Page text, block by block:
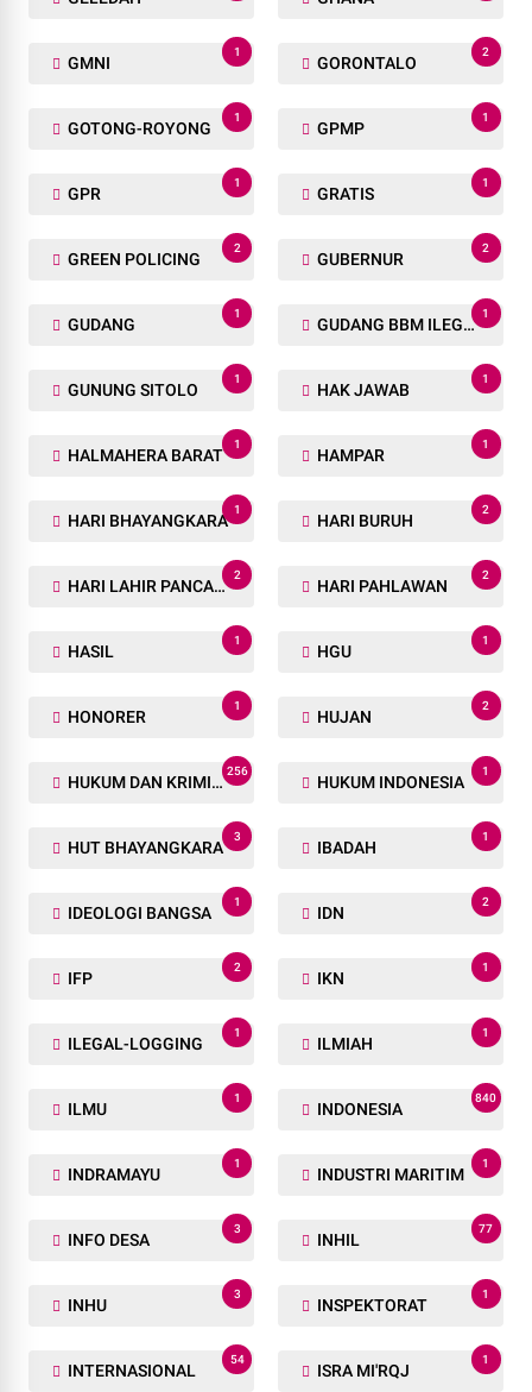
GMNI
1
GORONTALO
2
GOTONG-ROYONG
1
GPMP
1
GPR
1
GRATIS
1
GREEN POLICING
2
GUBERNUR
2
GUDANG
1
GUDANG BBM ILEGAL
1
GUNUNG SITOLO
1
HAK JAWAB
1
HALMAHERA BARAT
1
HAMPAR
1
HARI BHAYANGKARA
1
HARI BURUH
2
HARI LAHIR PANCASILA
2
HARI PAHLAWAN
2
HASIL
1
HGU
1
HONORER
1
HUJAN
2
HUKUM DAN KRIMINAL
256
HUKUM INDONESIA
1
HUT BHAYANGKARA
3
IBADAH
1
IDEOLOGI BANGSA
1
IDN
2
IFP
2
IKN
1
ILEGAL-LOGGING
1
ILMIAH
1
ILMU
1
INDONESIA
840
INDRAMAYU
1
INDUSTRI MARITIM
1
INFO DESA
3
INHIL
77
INHU
3
INSPEKTORAT
1
INTERNASIONAL
54
ISRA MI'RQJ
1